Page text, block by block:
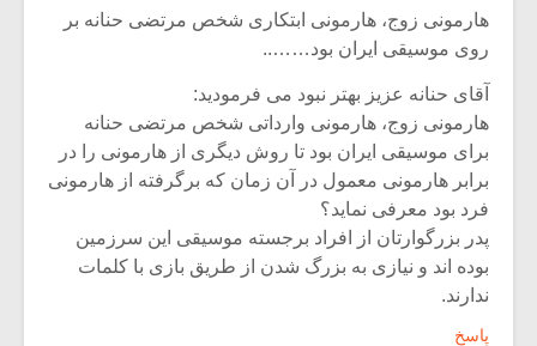
هارمونی زوج، هارمونی ابتکاری شخص مرتضی حنانه بر
روی موسیقی ایران بود……..
آقای حنانه عزیز بهتر نبود می فرمودید:
هارمونی زوج، هارمونی وارداتی شخص مرتضی حنانه
برای موسیقی ایران بود تا روش دیگری از هارمونی را در
برابر هارمونی معمول در آن زمان که برگرفته از هارمونی
فرد بود معرفی نماید؟
پدر بزرگوارتان از افراد برجسته موسیقی این سرزمین
بوده اند و نیازی به بزرگ شدن از طریق بازی با کلمات
ندارند.
پاسخ